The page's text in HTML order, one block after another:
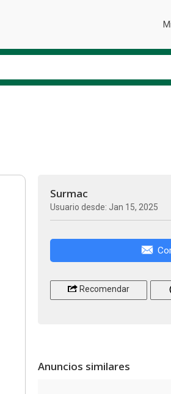
Surmac
Usuario desde: Jan 15, 2025
Recomendar
Anuncios similares